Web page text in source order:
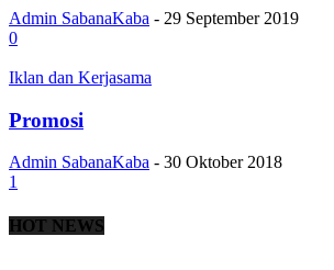
Admin SabanaKaba - 29 September 2019
0
Iklan dan Kerjasama
Promosi
Admin SabanaKaba - 30 Oktober 2018
1
HOT NEWS